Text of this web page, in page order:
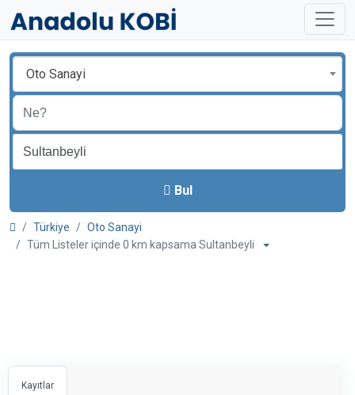
Oto Sanayi
Bul
Türkiye
Oto Sanayi
Tüm Listeler içinde 0 km kapsama Sultanbeyli
Kayıtlar